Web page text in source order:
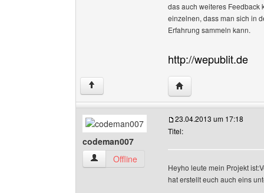
das auch weiteres Feedback
einzelnen, dass man sich in
Erfahrung sammeln kann.
http://wepublit.de
↑ Website dieses
codeman007
codeman007 Benutzer-Profile anzeigen
Offline
23.04.2013 um 17:18
Titel:
Heyho leute mein Projekt
hat erstellt euch auch eins